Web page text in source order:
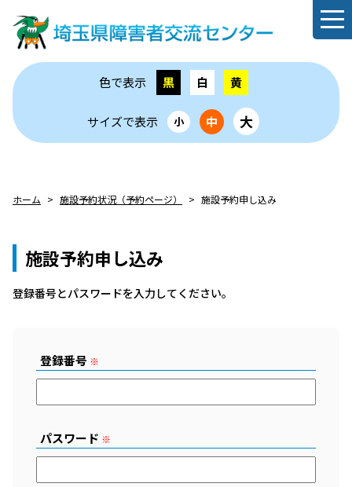
色で表示 黒 白 黄
サイズで表示 小 中 大
ホーム 施設予約状況（予約ページ） 施設予約申し込み
施設予約申し込み
登録番号とパスワードを⼊⼒してください。
登録番号 ※
パスワード ※